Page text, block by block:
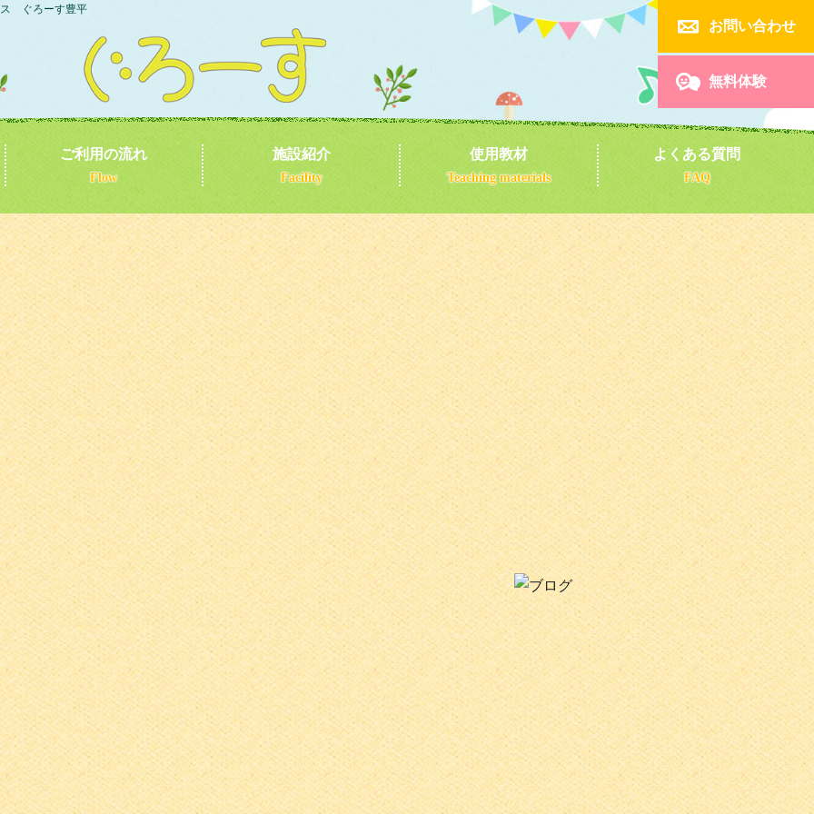
ス ぐろーす豊平
 お問い合わせ
 無料体験
ご利用の流れ
Flow
施設紹介
Facility
使用教材
Teaching materials
よくある質問
FAQ